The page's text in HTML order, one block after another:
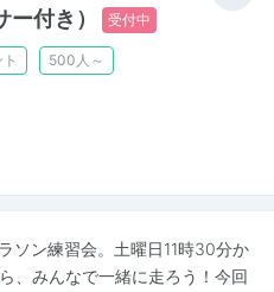
付き）
受付中
500人～
ソン練習会。土曜日11時30分か
、みんなで一緒に走ろう！今回